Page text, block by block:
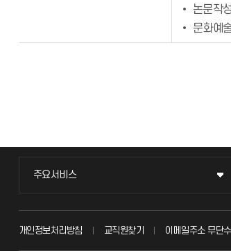
• 논문작
• 문화예
주요서비스
주요서비스
교무회의방송
개인정보처리방침 교직원찾기 이메일주소 무단